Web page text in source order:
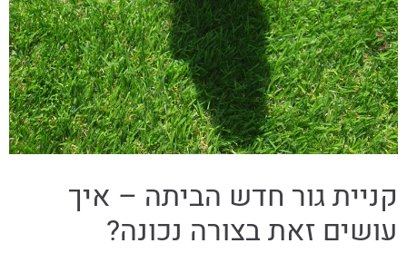
קניית גור חדש הביתה – איך
עושים זאת בצורה נכונה?